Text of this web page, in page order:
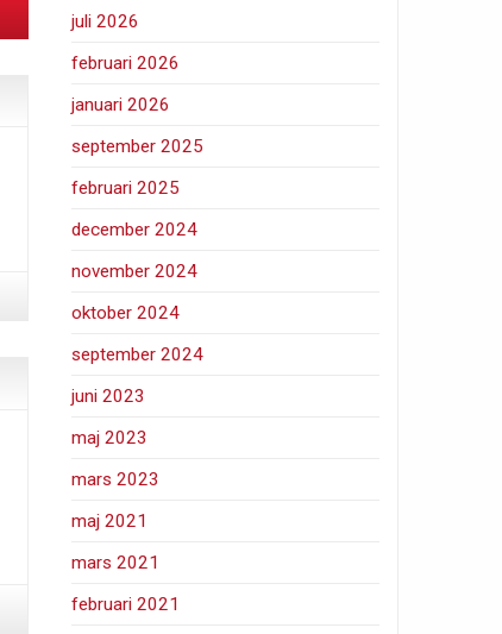
juli 2026
februari 2026
januari 2026
september 2025
februari 2025
december 2024
november 2024
oktober 2024
september 2024
juni 2023
maj 2023
mars 2023
maj 2021
mars 2021
februari 2021